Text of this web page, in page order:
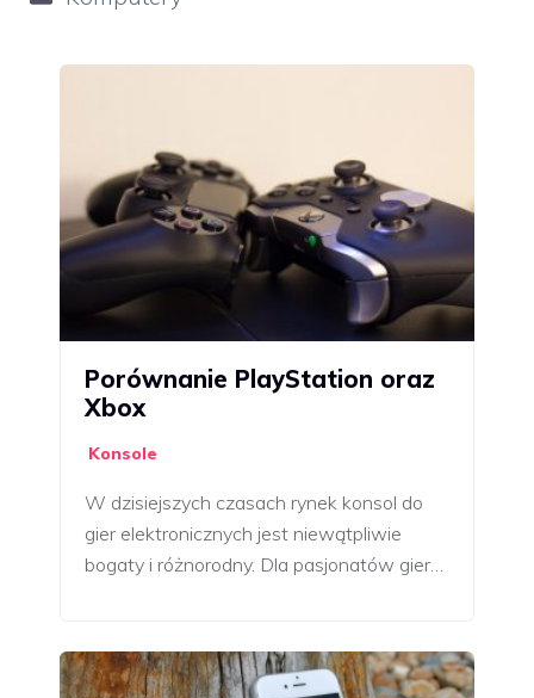
Porównanie PlayStation oraz
Xbox
Konsole
W dzisiejszych czasach rynek konsol do
gier elektronicznych jest niewątpliwie
bogaty i różnorodny. Dla pasjonatów gier…